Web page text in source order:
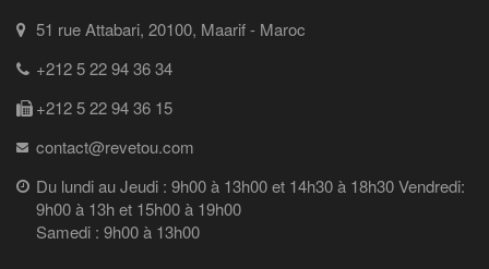
51 rue Attabari, 20100, Maarif - Maroc
+212 5 22 94 36 34
+212 5 22 94 36 15
contact@revetou.com
Du lundi au Jeudi : 9h00 à 13h00 et 14h30 à 18h30 Vendredi:
9h00 à 13h et 15h00 à 19h00
Samedi : 9h00 à 13h00